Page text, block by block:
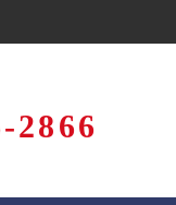
2866